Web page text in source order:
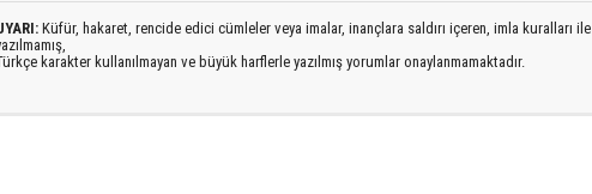
Küfür, hakaret, rencide edici cümleler veya imalar, inançlara saldırı içeren, imla kuralları ile
karakter kullanılmayan ve büyük harflerle yazılmış yorumlar onaylanmamaktadır.